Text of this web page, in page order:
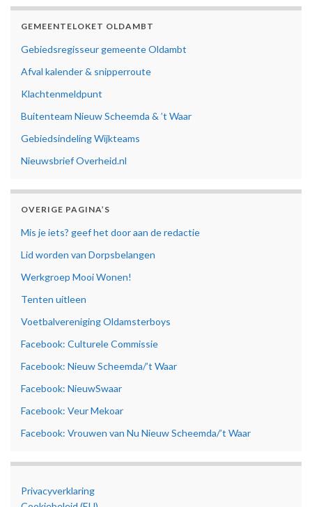
GEMEENTELOKET OLDAMBT
Gebiedsregisseur gemeente Oldambt
Afval kalender & snipperroute
Klachtenmeldpunt
Buitenteam Nieuw Scheemda & ’t Waar
Gebiedsindeling Wijkteams
Nieuwsbrief Overheid.nl
OVERIGE PAGINA’S
Mis je iets? geef het door aan de redactie
Lid worden van Dorpsbelangen
Werkgroep Mooi Wonen!
Tenten uitleen
Voetbalvereniging Oldamsterboys
Facebook: Culturele Commissie
Facebook: Nieuw Scheemda/’t Waar
Facebook: NieuwSwaar
Facebook: Veur Mekoar
Facebook: Vrouwen van Nu Nieuw Scheemda/’t Waar
Privacyverklaring